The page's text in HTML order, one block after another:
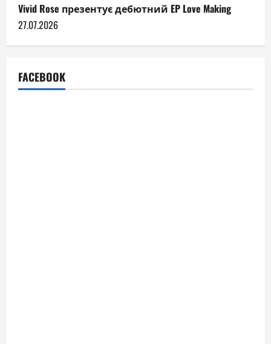
Vivid Rose презентує дебютний EP Love Making
27.07.2026
FACEBOOK